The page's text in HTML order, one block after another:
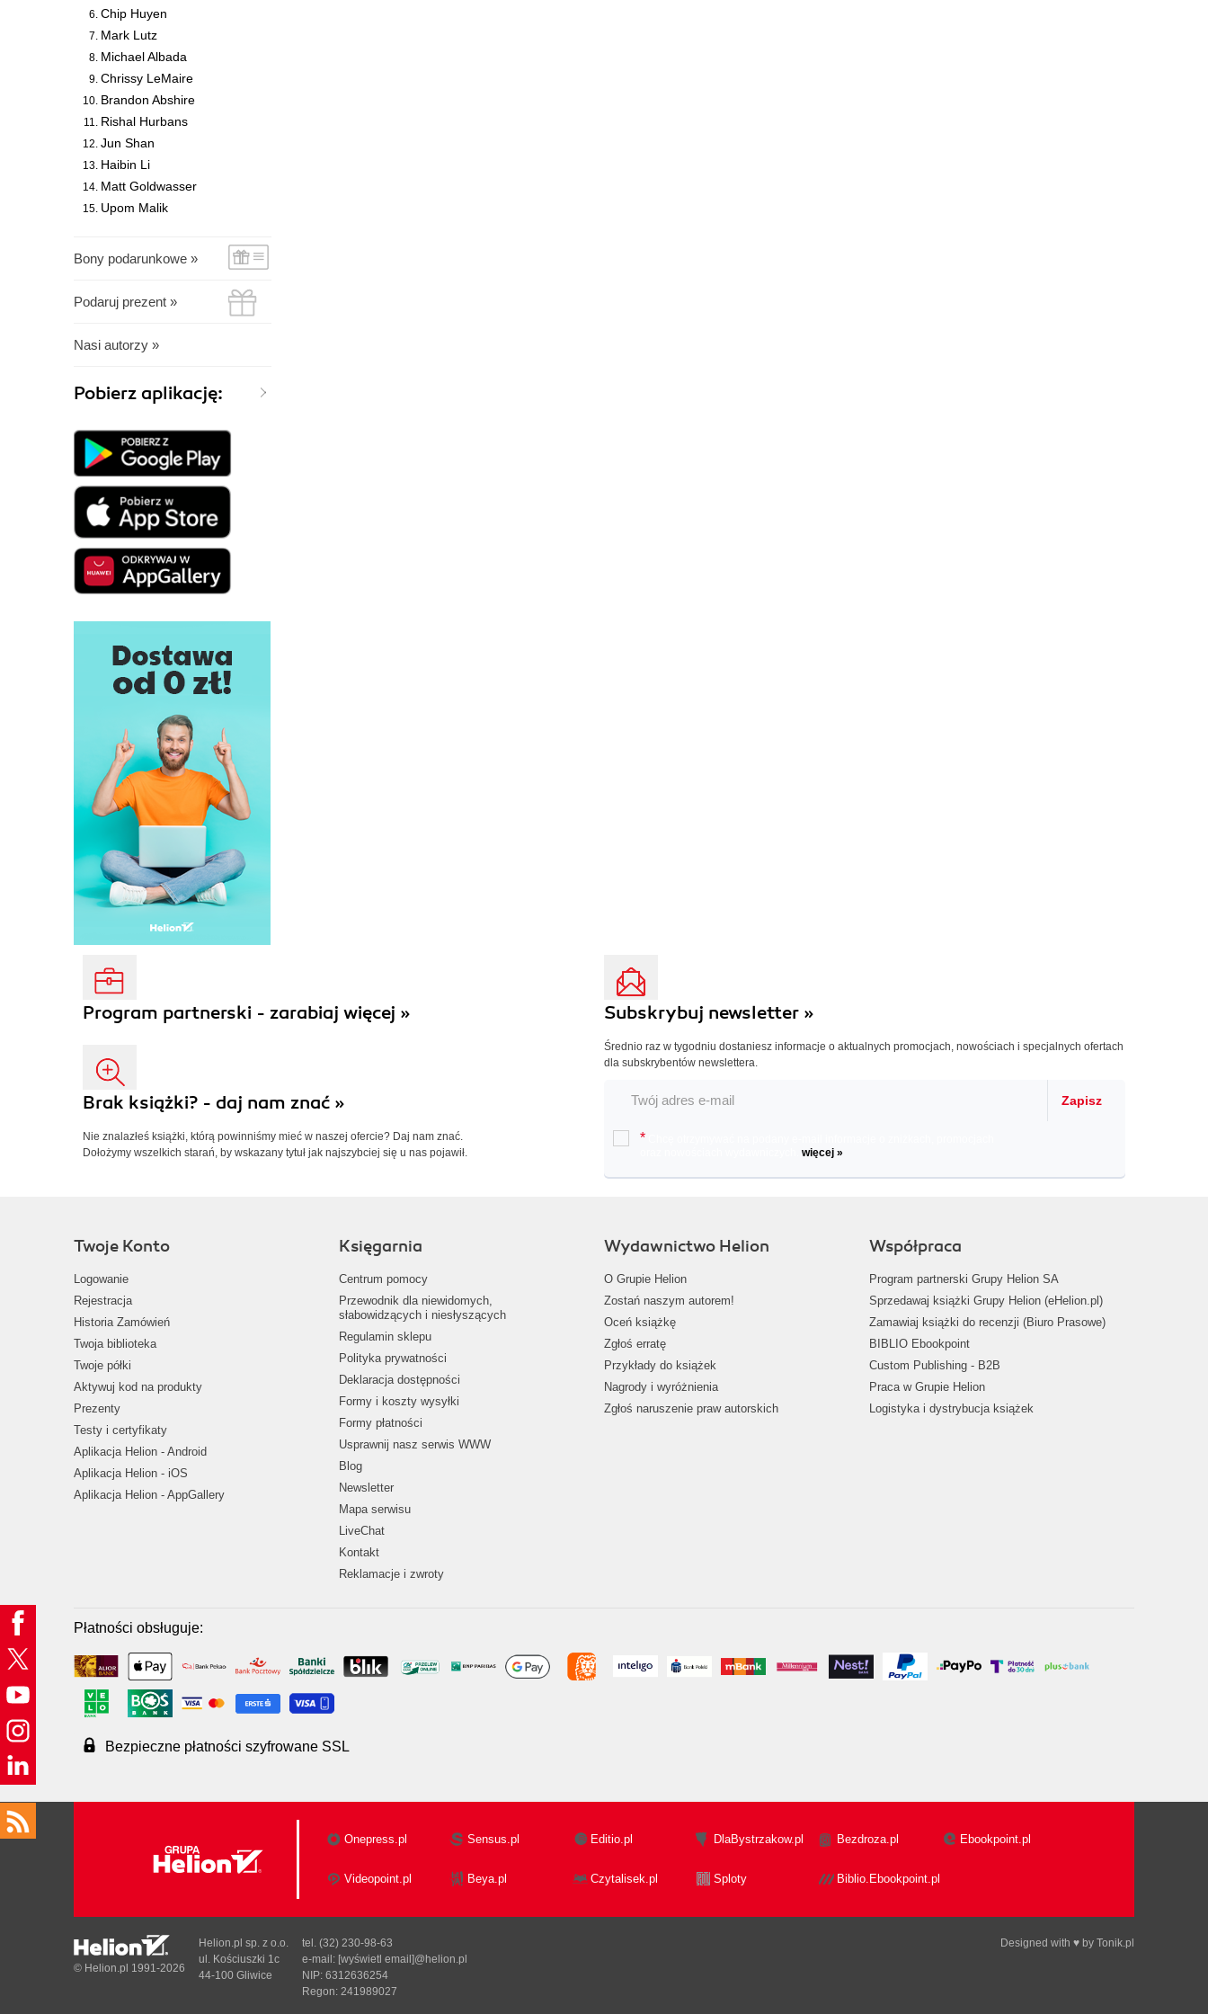
Chip Huyen
Mark Lutz
Michael Albada
Chrissy LeMaire
Brandon Abshire
Rishal Hurbans
Jun Shan
Haibin Li
Matt Goldwasser
Upom Malik
Bony podarunkowe »
Podaruj prezent »
Nasi autorzy »
Pobierz aplikację:
Program partnerski - zarabiaj więcej »
Brak książki? - daj nam znać »
Nie znalazłeś książki, którą powinniśmy mieć w naszej ofercie? Daj nam znać.
Dołożymy wszelkich starań, by wskazany tytuł jak najszybciej się u nas pojawił.
Subskrybuj newsletter »
Średnio raz w tygodniu dostaniesz informacje o aktualnych promocjach, nowościach i specjalnych ofertach
dla subskrybentów newslettera.
Zapisz
*
więcej »
Twoje Konto
Logowanie
Rejestracja
Historia Zamówień
Twoja biblioteka
Twoje półki
Aktywuj kod na produkty
Prezenty
Testy i certyfikaty
Aplikacja Helion - Android
Aplikacja Helion - iOS
Aplikacja Helion - AppGallery
Księgarnia
Centrum pomocy
Przewodnik dla niewidomych,
słabowidzących i niesłyszących
Regulamin sklepu
Polityka prywatności
Deklaracja dostępności
Formy i koszty wysyłki
Formy płatności
Usprawnij nasz serwis WWW
Blog
Newsletter
Mapa serwisu
LiveChat
Kontakt
Reklamacje i zwroty
Wydawnictwo Helion
O Grupie Helion
Zostań naszym autorem!
Oceń książkę
Zgłoś erratę
Przykłady do książek
Nagrody i wyróżnienia
Zgłoś naruszenie praw autorskich
Współpraca
Program partnerski Grupy Helion SA
Sprzedawaj książki Grupy Helion (eHelion.pl)
Zamawiaj książki do recenzji (Biuro Prasowe)
BIBLIO Ebookpoint
Custom Publishing - B2B
Praca w Grupie Helion
Logistyka i dystrybucja książek
Płatności obsługuje:
Bezpieczne płatności szyfrowane SSL
Onepress.pl Sensus.pl Editio.pl DlaBystrzakow.pl Bezdroza.pl Ebookpoint.pl
Videopoint.pl Beya.pl Czytalisek.pl Sploty Biblio.Ebookpoint.pl
Designed with ♥ by Tonik.pl
© Helion.pl 1991-2026
Helion.pl sp. z o.o.
ul. Kościuszki 1c
44-100 Gliwice
tel. (32) 230-98-63
e-mail: [wyświetl email]@helion.pl
NIP: 6312636254
Regon: 241989027